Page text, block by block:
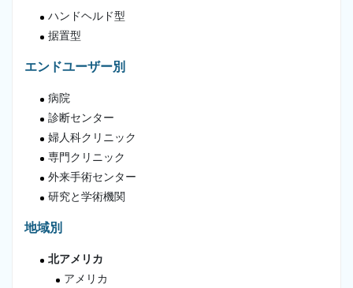
ハンドヘルド型
据置型
エンドユーザー別
病院
診断センター
婦人科クリニック
専門クリニック
外来手術センター
研究と学術機関
地域別
北アメリカ
アメリカ